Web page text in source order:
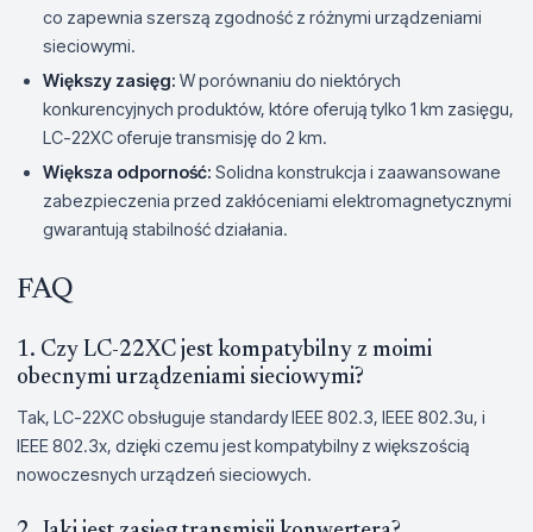
co zapewnia szerszą zgodność z różnymi urządzeniami
sieciowymi.
Większy zasięg: W porównaniu do niektórych
konkurencyjnych produktów, które oferują tylko 1 km zasięgu,
LC-22XC oferuje transmisję do 2 km.
Większa odporność: Solidna konstrukcja i zaawansowane
zabezpieczenia przed zakłóceniami elektromagnetycznymi
gwarantują stabilność działania.
FAQ
1. Czy LC-22XC jest kompatybilny z moimi
obecnymi urządzeniami sieciowymi?
Tak, LC-22XC obsługuje standardy IEEE 802.3, IEEE 802.3u, i
IEEE 802.3x, dzięki czemu jest kompatybilny z większością
nowoczesnych urządzeń sieciowych.